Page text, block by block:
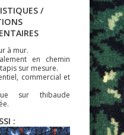
/
à mur.
en chemin
sur mesure.
commercial et
sur thibaude
: